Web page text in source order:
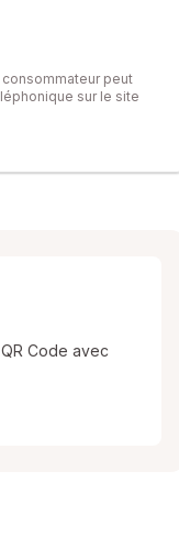
peut
sur le site
Code avec